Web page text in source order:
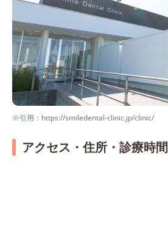
※引用：https://smiledental-clinic.jp/clinic/
アクセス・住所・診療時間